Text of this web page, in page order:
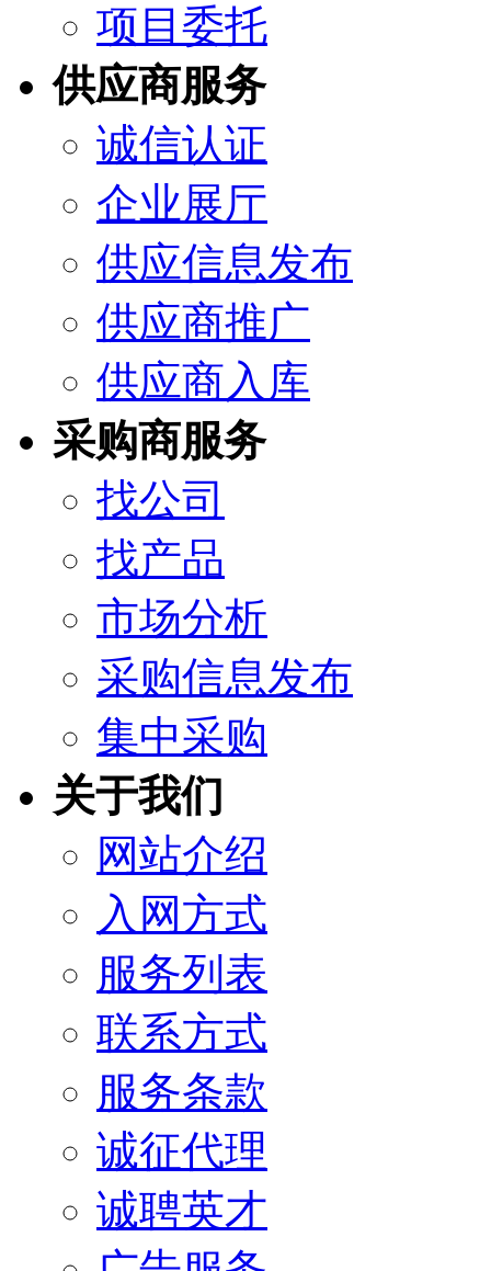
项目委托
供应商服务
诚信认证
企业展厅
供应信息发布
供应商推广
供应商入库
采购商服务
找公司
找产品
市场分析
采购信息发布
集中采购
关于我们
网站介绍
入网方式
服务列表
联系方式
服务条款
诚征代理
诚聘英才